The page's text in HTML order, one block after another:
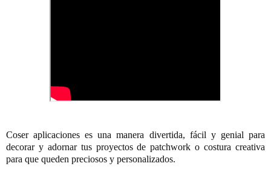
Coser aplicaciones es una manera divertida, fácil y genial para
decorar y adornar tus proyectos de patchwork o costura creativa
para que queden preciosos y personalizados.